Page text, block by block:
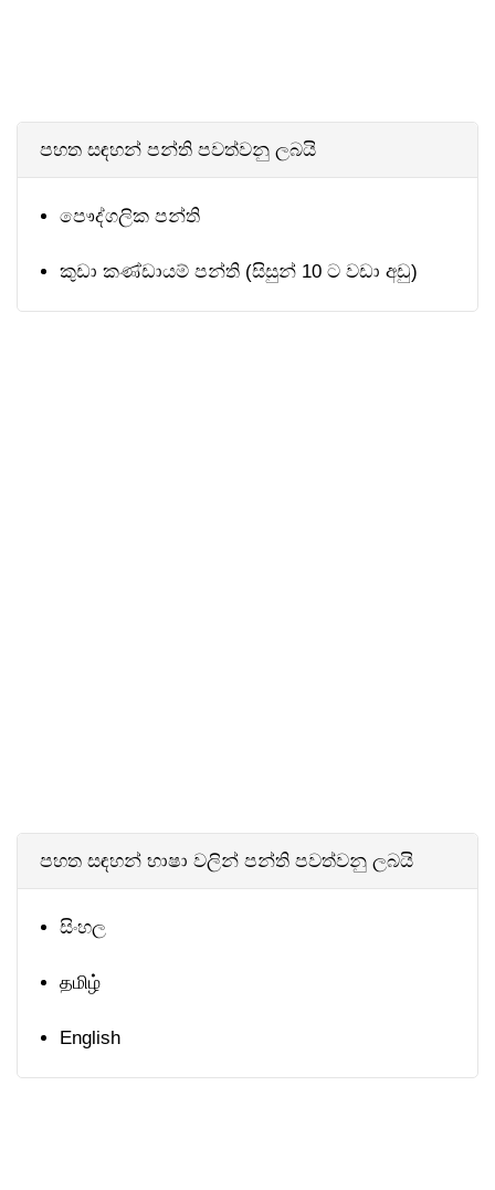
පහත සඳහන් පන්ති පවත්වනු ලබයි
පෞද්ගලික පන්ති
කුඩා කණ්ඩායම් පන්ති (සිසුන් 10 ට වඩා අඩු)
පහත සඳහන් භාෂා වලින් පන්ති පවත්වනු ලබයි
සිංහල
தமிழ்
English